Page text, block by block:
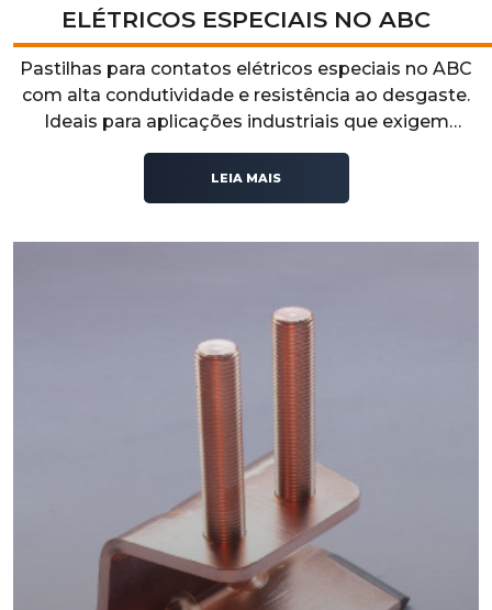
ELÉTRICOS ESPECIAIS NO ABC
Pastilhas para contatos elétricos especiais no ABC
com alta condutividade e resistência ao desgaste.
Ideais para aplicações industriais que exigem
personalizado!
LEIA MAIS